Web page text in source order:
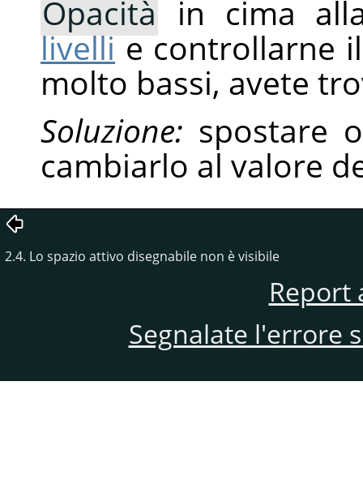
Opacità in cima
livellie controllarne
molto bassi, avete
Soluzione: spostare
cambiarlo al valore
2.4. Lo spazio attivo disegnabile non è visibile
Report
Segnalate l'errore